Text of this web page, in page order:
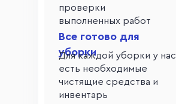
Все готово для
уборки
Для каждой уборки у нас
есть необходимые
чистящие средства и
инвентарь
проверки
выполненных работ